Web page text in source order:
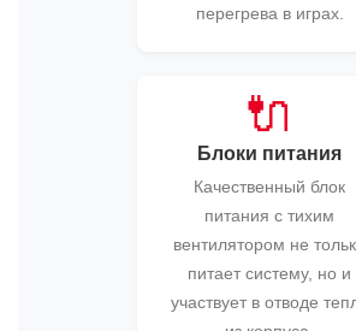
перегрева в играх.
🔌
Блоки питания
Качественный блок
питания с тихим
вентилятором не
питает систему, но и
участвует в отводе